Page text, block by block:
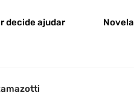
decide ajudar